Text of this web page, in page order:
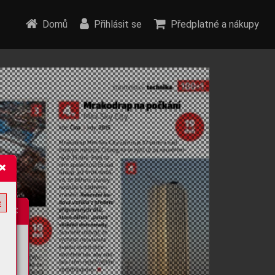
Domů Přihlásit se Předplatné a nákupy